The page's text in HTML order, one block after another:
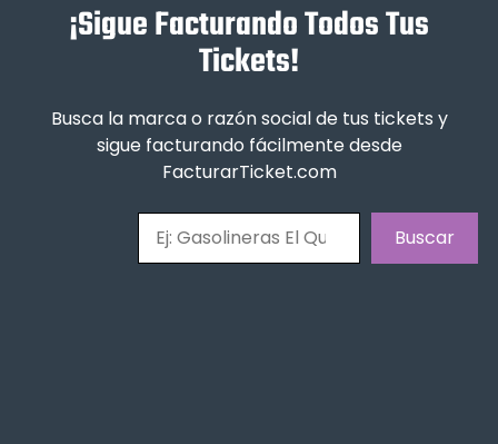
¡Sigue Facturando Todos Tus
Tickets!
Busca la marca o razón social de tus tickets y
sigue facturando fácilmente desde
FacturarTicket.com
Buscar
Buscar